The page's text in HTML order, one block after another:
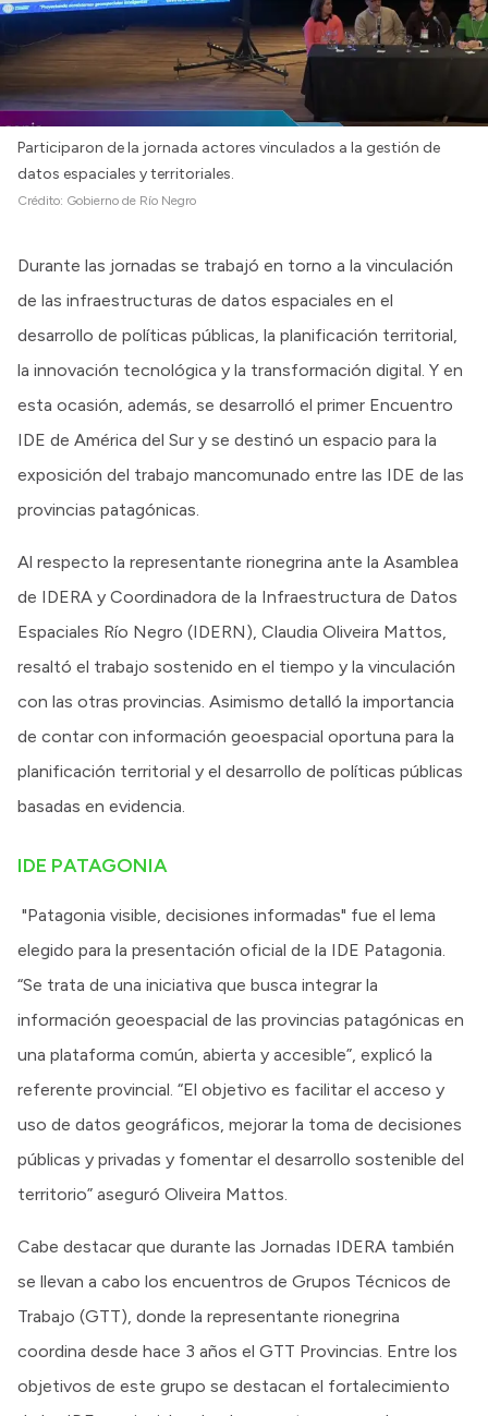
Participaron de la jornada actores vinculados a la gestión de
datos espaciales y territoriales.
Crédito: Gobierno de Río Negro
Durante las jornadas se trabajó en torno a la vinculación
de las infraestructuras de datos espaciales en el
desarrollo de políticas públicas, la planificación territorial,
la innovación tecnológica y la transformación digital. Y en
esta ocasión, además, se desarrolló el primer Encuentro
IDE de América del Sur y se destinó un espacio para la
exposición del trabajo mancomunado entre las IDE de las
provincias patagónicas.
Al respecto la representante rionegrina ante la Asamblea
de IDERA y Coordinadora de la Infraestructura de Datos
Espaciales Río Negro (IDERN), Claudia Oliveira Mattos,
resaltó el trabajo sostenido en el tiempo y la vinculación
con las otras provincias. Asimismo detalló la importancia
de contar con información geoespacial oportuna para la
planificación territorial y el desarrollo de políticas públicas
basadas en evidencia.
IDE PATAGONIA
"Patagonia visible, decisiones informadas" fue el lema
elegido para la presentación oficial de la IDE Patagonia.
“Se trata de una iniciativa que busca integrar la
información geoespacial de las provincias patagónicas en
una plataforma común, abierta y accesible”, explicó la
referente provincial. “El objetivo es facilitar el acceso y
uso de datos geográficos, mejorar la toma de decisiones
públicas y privadas y fomentar el desarrollo sostenible del
territorio” aseguró Oliveira Mattos.
Cabe destacar que durante las Jornadas IDERA también
se llevan a cabo los encuentros de Grupos Técnicos de
Trabajo (GTT), donde la representante rionegrina
coordina desde hace 3 años el GTT Provincias. Entre los
objetivos de este grupo se destacan el fortalecimiento